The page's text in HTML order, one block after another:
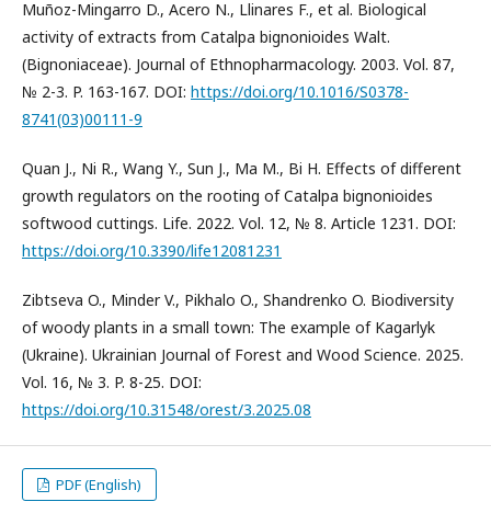
Muñoz-Mingarro D., Acero N., Llinares F., et al. Biological
activity of extracts from Catalpa bignonioides Walt.
(Bignoniaceae). Journal of Ethnopharmacology. 2003. Vol. 87,
№ 2-3. P. 163-167. DOI: https://doi.org/10.1016/S0378-
8741(03)00111-9
Quan J., Ni R., Wang Y., Sun J., Ma M., Bi H. Effects of different
growth regulators on the rooting of Catalpa bignonioides
softwood cuttings. Life. 2022. Vol. 12, № 8. Article 1231. DOI:
https://doi.org/10.3390/life12081231
Zibtseva O., Minder V., Pikhalo O., Shandrenko O. Biodiversity
of woody plants in a small town: The example of Kagarlyk
(Ukraine). Ukrainian Journal of Forest and Wood Science. 2025.
Vol. 16, № 3. P. 8-25. DOI:
https://doi.org/10.31548/orest/3.2025.08
PDF (English)